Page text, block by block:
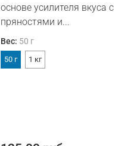
основе усилителя вкуса с
пряностями и...
Вес: 50 г
50 г 1 кг